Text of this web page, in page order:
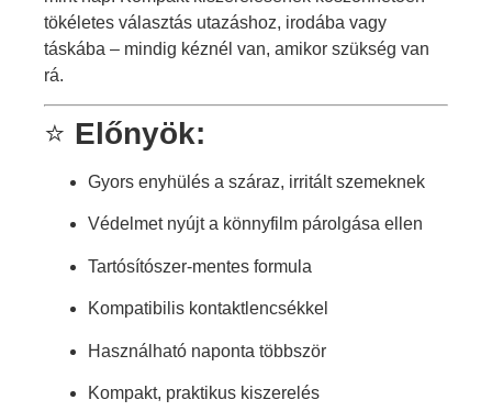
tökéletes választás utazáshoz, irodába vagy
táskába – mindig kéznél van, amikor szükség van
rá.
⭐ Előnyök:
Gyors enyhülés a száraz, irritált szemeknek
Védelmet nyújt a könnyfilm párolgása ellen
Tartósítószer-mentes formula
Kompatibilis kontaktlencsékkel
Használható naponta többször
Kompakt, praktikus kiszerelés